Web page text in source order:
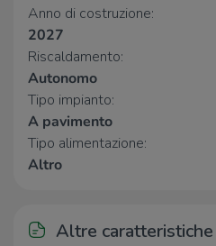
Anno di costruzione:
2027
Riscaldamento:
Autonomo
Tipo impianto:
A pavimento
Tipo alimentazione:
Altro
Altre caratteristiche